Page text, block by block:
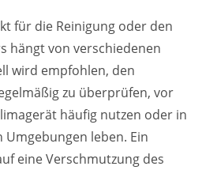
für die Reinigung oder den
hängt von verschiedenen
wird empfohlen, den
zu überprüfen, vor
häufig nutzen oder in
leben. Ein
eine Verschmutzung des